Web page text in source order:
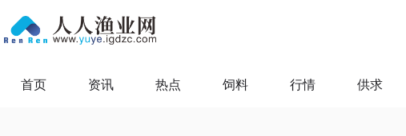
首页 资讯 热点 饲料 行情 供求